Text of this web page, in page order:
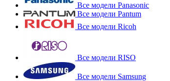
Все модели Panasonic
Все модели Pantum
Все модели Ricoh
Все модели RISO
Все модели Samsung